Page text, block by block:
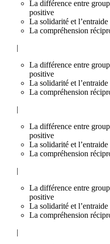
La différence entre
positive
La solidarité et
La compréhension
|
La différence entre
positive
La solidarité et
La compréhension
|
La différence entre
positive
La solidarité et
La compréhension
|
La différence entre
positive
La solidarité et
La compréhension
|